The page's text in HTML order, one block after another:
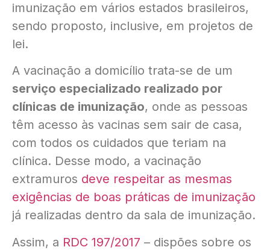
imunização em vários estados brasileiros,
sendo proposto, inclusive, em projetos de
lei.
A vacinação a domicílio trata-se de um
serviço especializado realizado por
clínicas de imunização, onde as pessoas
têm acesso às vacinas sem sair de casa,
com todos os cuidados que teriam na
clínica. Desse modo, a vacinação
extramuros deve respeitar as mesmas
exigências de boas práticas de imunização
já realizadas dentro da sala de imunização.
Assim, a RDC 197/2017 – dispões sobre os